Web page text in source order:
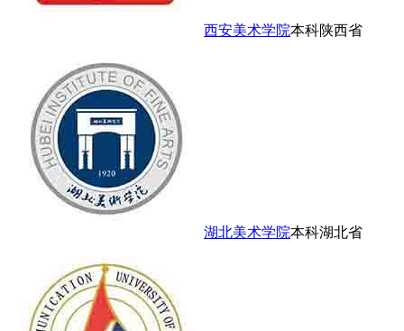
西安美术学院本科陕西省
湖北美术学院本科湖北省